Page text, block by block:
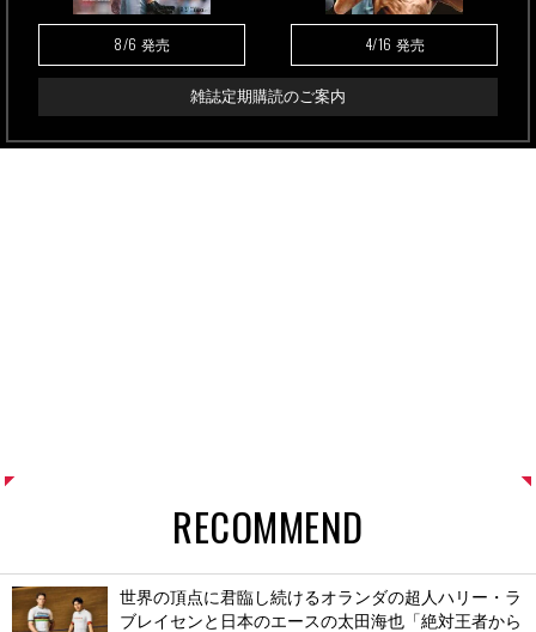
8/6 発売 4/16 発売
雑誌定期購読のご案内
RECOMMEND
世界の頂点に君臨し続けるオランダの超人ハリー・ラ
ブレイセンと日本のエースの太田海也「絶対王者から